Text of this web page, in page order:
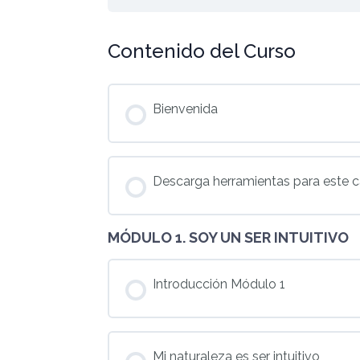
Contenido del Curso
Bienvenida
Descarga herramientas para este
MÓDULO 1. SOY UN SER INTUITIVO
Introducción Módulo 1
Mi naturaleza es ser intuitivo